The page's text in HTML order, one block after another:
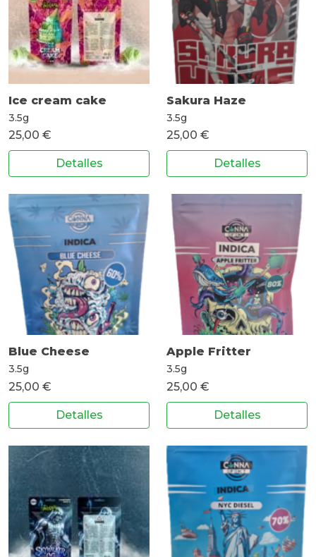
Ice cream cake
3.5g
25,00 €
Detalles
Sakura Haze
3.5g
25,00 €
Detalles
Blue Cheese
3.5g
25,00 €
Detalles
Apple Fritter
3.5g
25,00 €
Detalles